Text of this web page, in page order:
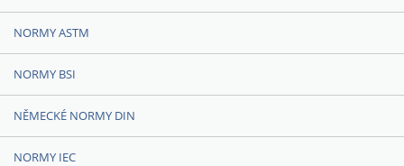
NORMY ASTM
NORMY BSI
NĚMECKÉ NORMY DIN
NORMY IEC